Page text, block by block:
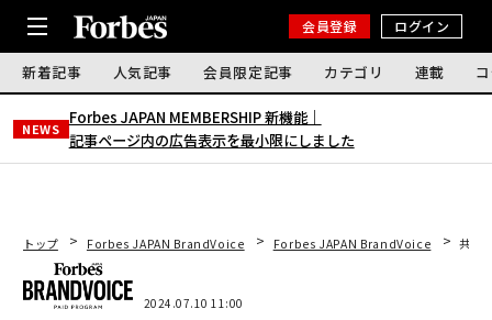
会員登録 ログイン
新着記事 人気記事 会員限定記事 カテゴリ 連載
NEWS
Forbes JAPAN MEMBERSHIP 新機能｜
記事ページ内の広告表示を最小限にしました
トップ Forbes JAPAN BrandVoice Forbes JAPAN BrandVoice 共創
2024.07.10 11:00